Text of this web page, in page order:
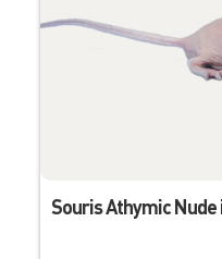
Souris Athymic